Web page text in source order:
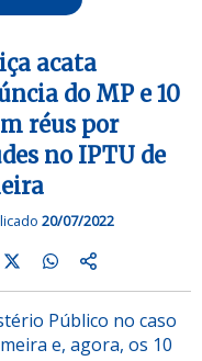
acata
do MP e 10
réus por
no IPTU de
20/07/2022
Público no caso
e, agora, os 10